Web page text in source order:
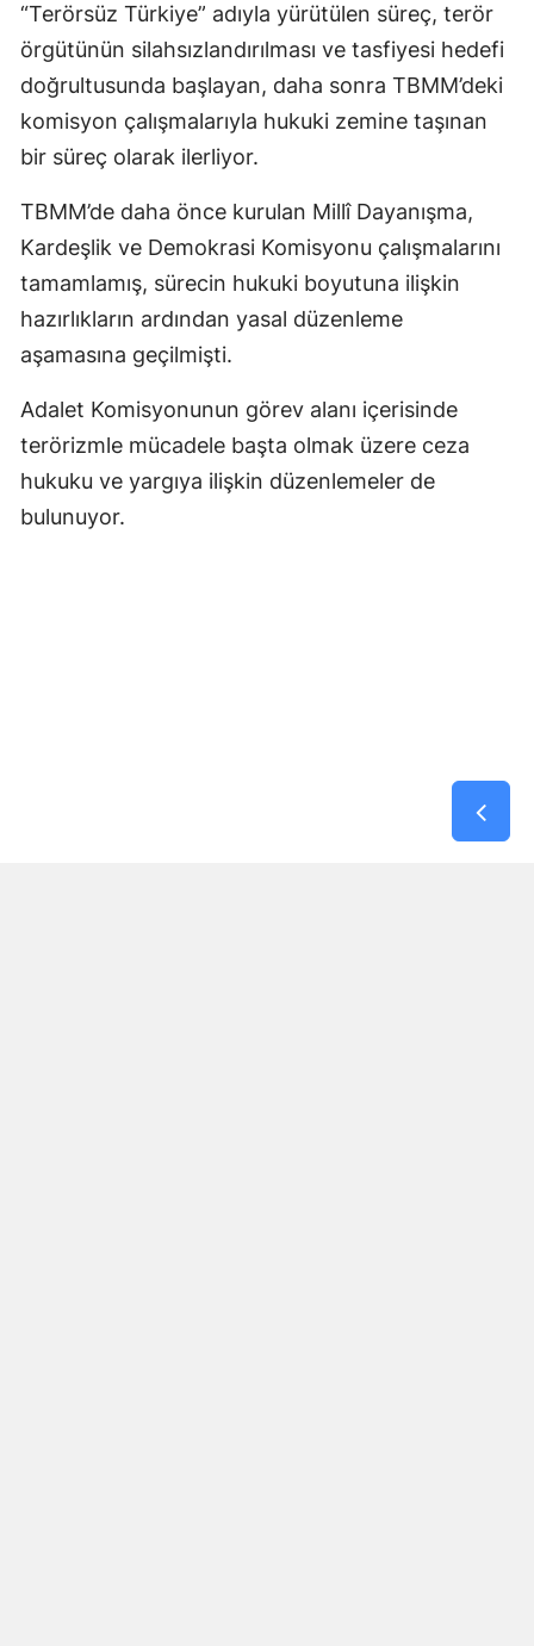
“Terörsüz Türkiye” adıyla yürütülen süreç, terör
örgütünün silahsızlandırılması ve tasfiyesi hedefi
doğrultusunda başlayan, daha sonra TBMM’deki
komisyon çalışmalarıyla hukuki zemine taşınan
bir süreç olarak ilerliyor.
TBMM’de daha önce kurulan Millî Dayanışma,
Kardeşlik ve Demokrasi Komisyonu çalışmalarını
tamamlamış, sürecin hukuki boyutuna ilişkin
hazırlıkların ardından yasal düzenleme
aşamasına geçilmişti.
Adalet Komisyonunun görev alanı içerisinde
terörizmle mücadele başta olmak üzere ceza
hukuku ve yargıya ilişkin düzenlemeler de
bulunuyor.